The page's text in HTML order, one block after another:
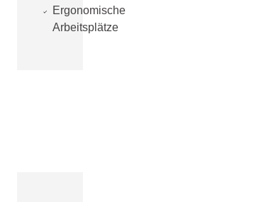
Ergonomische
Arbeitsplätze